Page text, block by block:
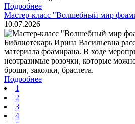
Подробнее
Мастер-класс "Волшебный мир
10.07.2026
Библиотекарь Ирина Васильевна
материала фоамирана. В ходе
неотразимые розочки, которые
броши, заколки, браслета.
Подробнее
1
2
3
4